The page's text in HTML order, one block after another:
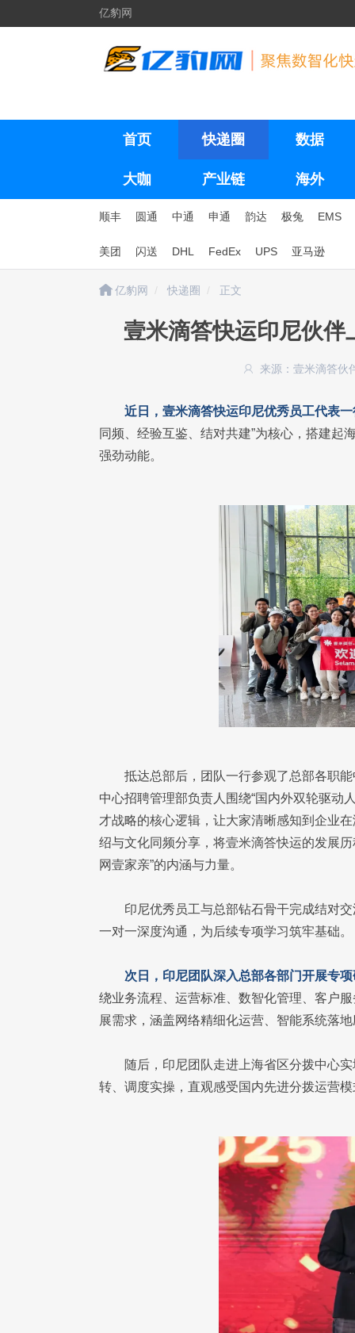
亿豹网
首页 快递圈 数据
大咖 产业链 海外
顺丰 圆通 中通 申通 韵达 极兔 EMS
美团 闪送 DHL FedEx UPS 亚马逊
亿豹网 快递圈 正文
壹米滴答快运印尼伙
来源：壹米滴答伙
近日，壹米滴答快运印尼优秀员工代表
同频、经验互鉴、结对共建”为核心，搭建起
强劲动能。
抵达总部后，团队一行参观了总部各职
中心招聘管理部负责人围绕“国内外双轮驱动
才战略的核心逻辑，让大家清晰感知到企业
绍与文化同频分享，将壹米滴答快运的发展
网壹家亲”的内涵与力量。
印尼优秀员工与总部钻石骨干完成结对
一对一深度沟通，为后续专项学习筑牢基础。
次日，印尼团队深入总部各部门开展专
绕业务流程、运营标准、数智化管理、客户
展需求，涵盖网络精细化运营、智能系统落
随后，印尼团队走进上海省区分拨中心
转、调度实操，直观感受国内先进分拨运营